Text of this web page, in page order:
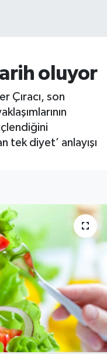
oluyor
Çıracı, son
tek diyet’ anlayışı